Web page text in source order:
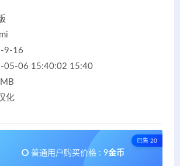
9-16
05-06 15:40:02 15:40
化
已售 20
普通用户购买价格 : 9金币